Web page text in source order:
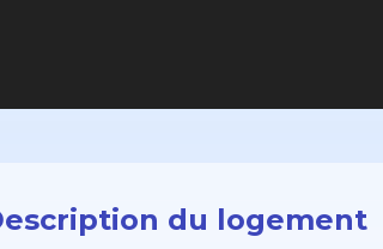
du logement